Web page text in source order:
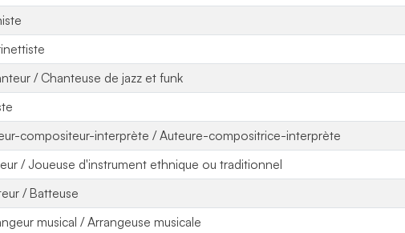
/ Chanteuse de jazz et funk
compositeur-interprète / Auteure-compositrice-interprète
/ Joueuse d'instrument ethnique ou traditionnel
/ Batteuse
musical / Arrangeuse musicale